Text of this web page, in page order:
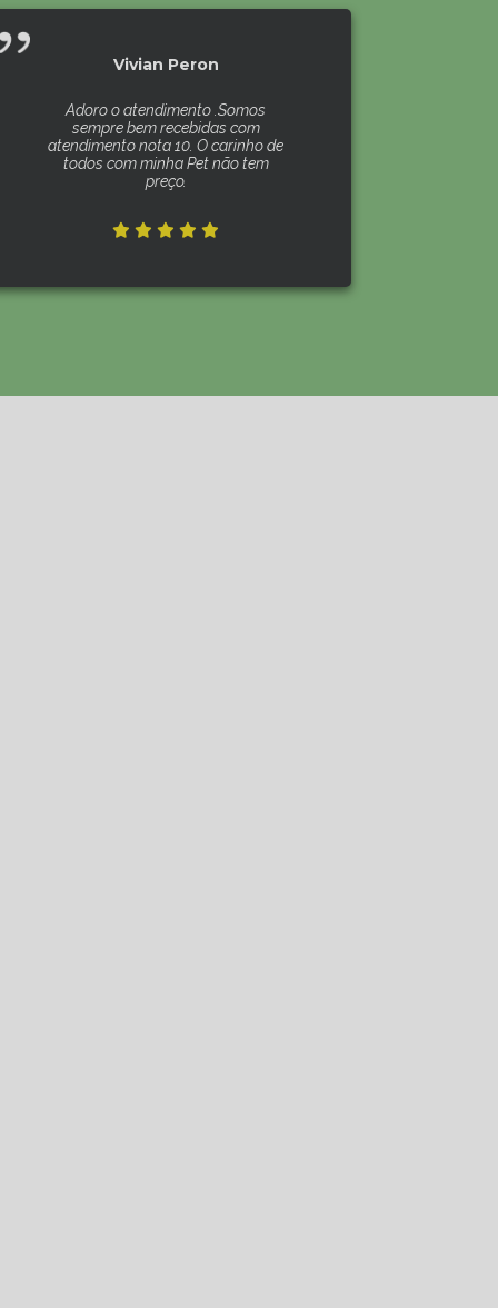
Vivian Peron
Adoro o atendimento .Somos
sempre bem recebidas com
atendimento nota 10. O carinho de
todos com minha Pet não tem
preço.